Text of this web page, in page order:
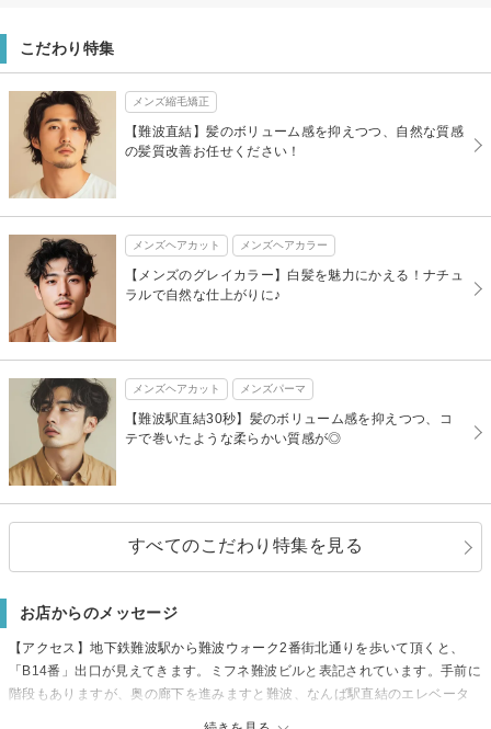
こだわり特集
メンズ縮毛矯正
【難波直結】髪のボリューム感を抑えつつ、自然な質感
の髪質改善お任せください！
メンズヘアカット メンズヘアカラー
【メンズのグレイカラー】白髪を魅力にかえる！ナチュ
ラルで自然な仕上がりに♪
メンズヘアカット メンズパーマ
【難波駅直結30秒】髪のボリューム感を抑えつつ、コ
テで巻いたような柔らかい質感が◎
すべてのこだわり特集を見る
お店からのメッセージ
【アクセス】地下鉄難波駅から難波ウォーク2番街北通りを歩いて頂くと、
「B14番」出口が見えてきます。ミフネ難波ビルと表記されています。手前に
階段もありますが、奥の廊下を進みますと難波、なんば駅直結のエレベータ